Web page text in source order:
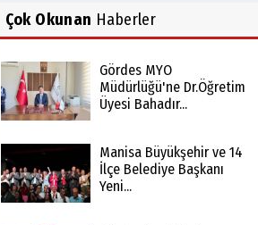
Çok Okunan Haberler
Gördes MYO
Müdürlüğü'ne Dr.Öğretim
Üyesi Bahadır...
Manisa Büyükşehir ve 14
İlçe Belediye Başkanı
Yeni...